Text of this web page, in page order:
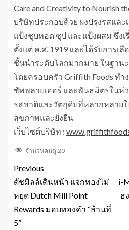
Care and Creativity to Nourish
บริษัทประกอบด้วย ผงปรุงรสและ
แป้งชุบทอด ซุป และแป้งผสม ซึ่ง
ตั้งแต่ ค.ศ. 1919 และได้รับการเ
ชั้นนำระดับโลกมากมาย ในฐาน
โดยครอบครัว Griffith Foods ท
ซัพพลายเออร์ และพันธมิตรในห่
รสชาติและวัตถุดิบที่หลากหลา
สุขภาพและยั่งยืน
เว็บไซต์บริษัท :
จำนวนคนดู 20
Previous
ดัชมิลล์เดินหน้า แจกทองไม่
หยุด Dutch Mill Point
Rewards มอบทองคำ “ล้านที่
5”
i-
ธ